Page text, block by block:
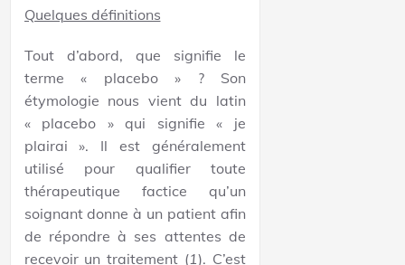
Quelques définitions
Tout d’abord, que signifie le
terme « placebo » ? Son
étymologie nous vient du latin
« placebo » qui signifie « je
plairai ». Il est généralement
utilisé pour qualifier toute
thérapeutique factice qu’un
soignant donne à un patient afin
de répondre à ses attentes de
recevoir un traitement (1). C’est